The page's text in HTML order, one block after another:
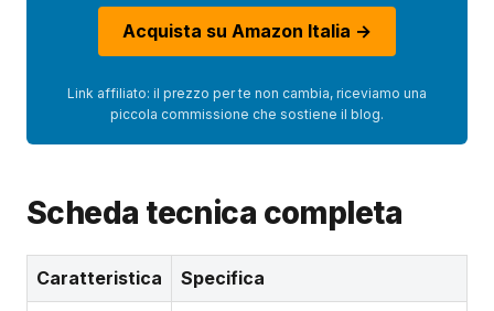
Acquista su Amazon Italia →
Link affiliato: il prezzo per te non cambia, riceviamo una
piccola commissione che sostiene il blog.
Scheda tecnica completa
Caratteristica Specifica